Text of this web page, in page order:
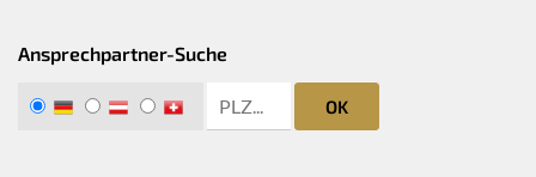
Ansprechpartner-Suche
DE AT zip search
OK